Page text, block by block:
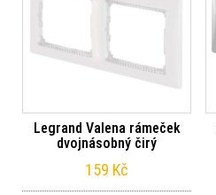
Legrand Valena rámeček
dvojnásobný čirý
159 Kč